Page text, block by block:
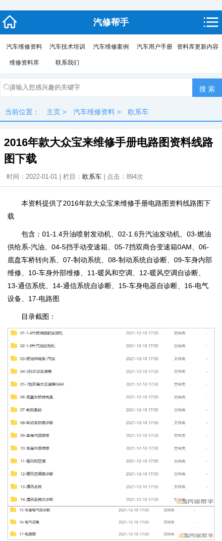
汽修帮手
汽车维修资料 汽车技术培训 汽车维修案例 汽车用户手册 资料库更新内容
维修资料库 联系我们
当前位置： 主页 > 汽车维修资料 > 欧系车
2016年款大众宝来维修手册电路图资料线路
图下载
时间：2022-01-01 | 栏目： 欧系车 | 点击： 894次
本资料提供了2016年款大众宝来维修手册电路图资料线路图下
载
包含：01-1.4升油喷射发动机、02-1.6升汽油发动机、03-燃油
供给系-汽油、04-5挡手动变速箱、05-7挡双商合变速箱0AM、06-
底盘车桥转向系、07-制动系统、08-制动系统自诊断、09-车身内部
维修、10-车身外部维修、11-暖风和空调、12-暖风空调自诊断、
13-通信系统、14-通信系统自诊断、15-车身电器自诊断、16-电气
设备、17-电路图
目录截图：